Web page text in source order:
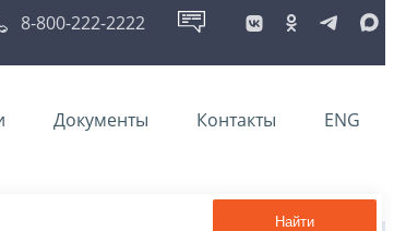
8-800-222-2222
Документы Контакты ENG
Найти